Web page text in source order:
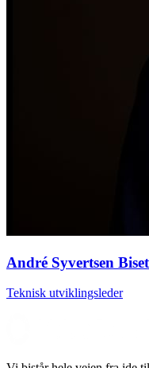
André Syvertsen
Teknisk utviklingsleder